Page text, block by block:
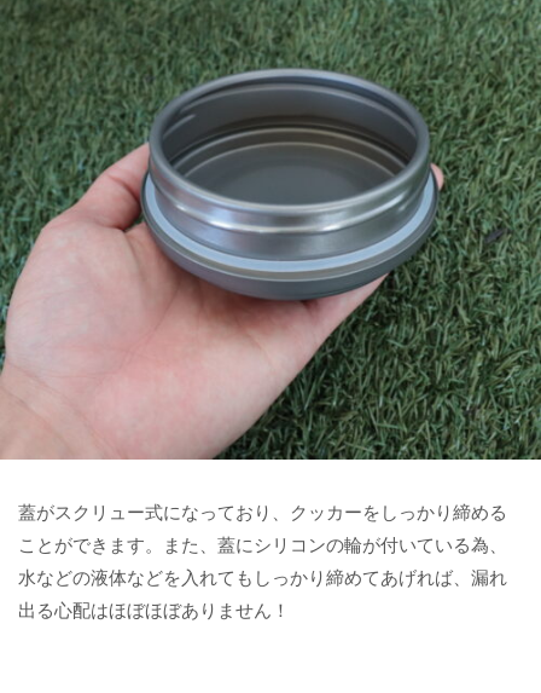
蓋がスクリュー式になっており、クッカーをしっかり締める
ことができます。また、蓋にシリコンの輪が付いている為、
水などの液体などを入れてもしっかり締めてあげれば、漏れ
出る心配はほぼほぼありません！